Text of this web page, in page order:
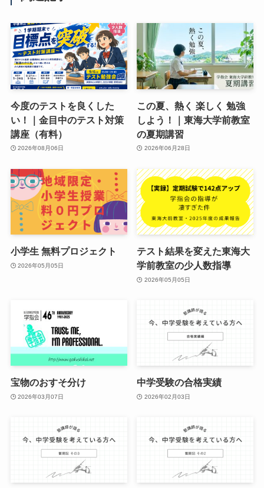
今度のテストを良くした
い！｜金目中のテスト対策
講座（有料）
2026年08月06日
この夏、熱く 楽しく 勉強
しよう！｜東海大学前教室
の夏期講習
2026年06月28日
小学生 無料プロジェクト
2026年05月05日
テスト結果を変えた東海大
学前教室の少人数指導
2026年05月05日
宝物のおすそ分け
2026年03月07日
中学受験の合格実績
2026年02月03日